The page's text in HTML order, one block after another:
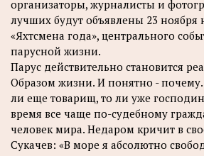
организаторы, журналисты и
лучших будут объявлены 23
«Яхтсмена года», центрального
парусной жизни.
Парус действительно становится
Образом жизни. И понятно -
ли еще товарищ, то ли уже
время все чаще по-судебному
человек мира. Недаром кричит в
Сукачев: «В море я абсолютно